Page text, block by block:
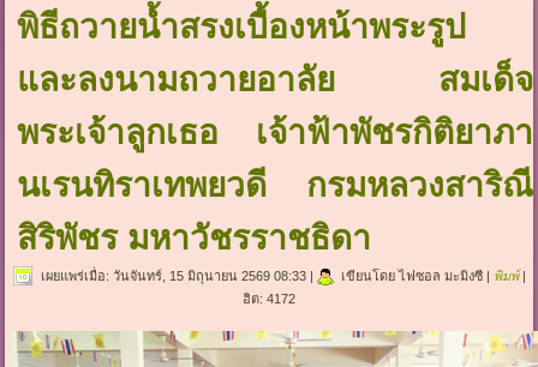
พิธีถวายน้ำสรงเบื้องหน้าพระรูป
และลงนามถวายอาลัย สมเด็จ
พระเจ้าลูกเธอ เจ้าฟ้าพัชรกิติยาภา
นเรนทิราเทพยวดี กรมหลวงสาริณี
สิริพัชร มหาวัชรราชธิดา
เผยแพร่เมื่อ: วันจันทร์, 15 มิถุนายน 2569 08:33 | เขียนโดย ไฟซอล มะมิงซี | พิมพ์ |
ฮิต: 4172